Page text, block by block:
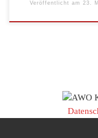
Veröffentlicht am 23.